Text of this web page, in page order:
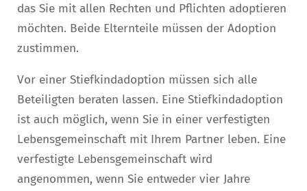
das Sie mit allen Rechten und Pflichten adoptieren
möchten. Beide Elternteile müssen der Adoption
zustimmen.
Vor einer Stiefkindadoption müssen sich alle
Beteiligten beraten lassen. Eine Stiefkindadoption
ist auch möglich, wenn Sie in einer verfestigten
Lebensgemeinschaft mit Ihrem Partner leben. Eine
verfestigte Lebensgemeinschaft wird
angenommen, wenn Sie entweder vier Jahre